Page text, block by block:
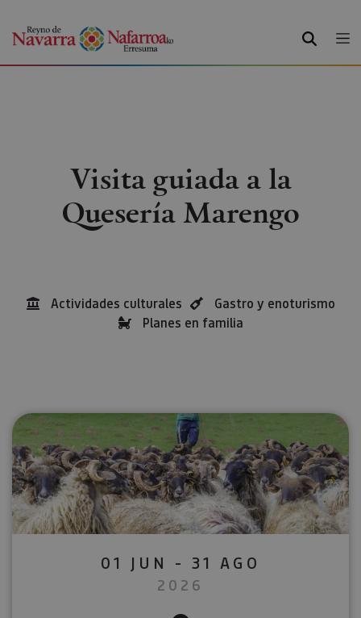
BUSCAR
Visita guiada a la
Quesería Marengo
Actividades culturales
Gastro y enoturismo
Planes en familia
01 JUN - 31 AGO
2026